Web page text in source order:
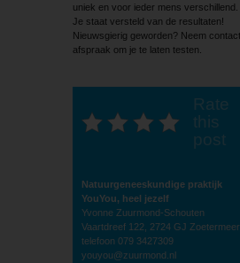
uniek en voor ieder mens verschillend.
Je staat versteld van de resultaten!
Nieuwsgierig geworden? Neem
afspraak om je te laten testen.
Rate
this
post
Natuurgeneeskundige praktijk
YouYou, heel jezelf
Yvonne Zuurmond-Schouten
Vaartdreef 122, 2724 GJ Zoetermeer
telefoon 079 3427309
youyou@zuurmond.nl